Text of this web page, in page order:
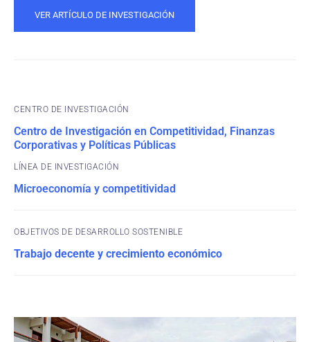
VER ARTÍCULO DE INVESTIGACIÓN
CENTRO DE INVESTIGACIÓN
Centro de Investigación en Competitividad, Finanzas
Corporativas y Políticas Públicas
Microeconomía y competitividad
OBJETIVOS DE DESARROLLO SOSTENIBLE
Trabajo decente y crecimiento económico